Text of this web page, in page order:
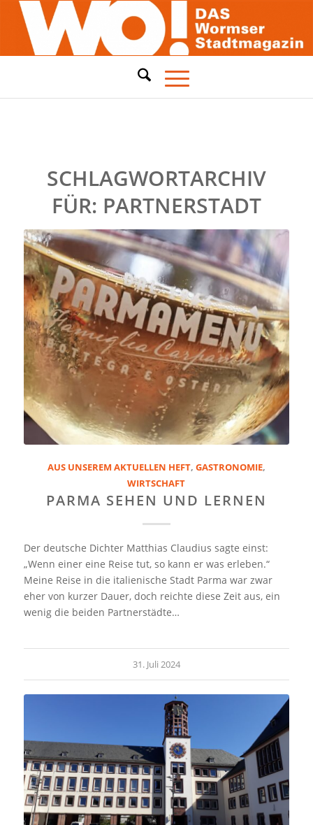
SCHLAGWORTARCHIV
FÜR: PARTNERSTADT
AUS UNSEREM AKTUELLEN HEFT, GASTRONOMIE,
WIRTSCHAFT
PARMA SEHEN UND LERNEN
Der deutsche Dichter Matthias Claudius sagte einst:
„Wenn einer eine Reise tut, so kann er was erleben.“
Meine Reise in die italienische Stadt Parma war zwar
eher von kurzer Dauer, doch reichte diese Zeit aus, ein
wenig die beiden Partnerstädte…
31. Juli 2024